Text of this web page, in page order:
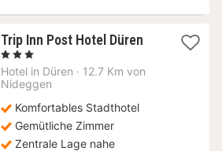
Trip Inn Post Hotel Düren1
ab
, 3 Sterne
Hotel in Düren · 12.7 Km von
Nideggen
Komfortables Stadthotel
Gemütliche Zimmer
Zentrale Lage nahe